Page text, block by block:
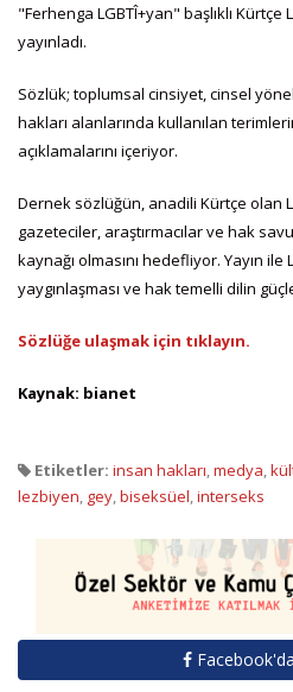
"Ferhenga LGBTÎ+yan" başlıklı
yayınladı.
Sözlük; toplumsal cinsiyet, cinsel
hakları alanlarında kullanılan
açıklamalarını içeriyor.
Dernek sözlüğün, anadili Kürtçe olan
gazeteciler, araştırmacılar ve hak
kaynağı olmasını hedefliyor. Yayın
yaygınlaşması ve hak temelli dilin
Sözlüğe ulaşmak için tıklayın.
Kaynak: bianet
Etiketler: insan hakları,medya,
lezbiyen, gey,biseksüel,interseks